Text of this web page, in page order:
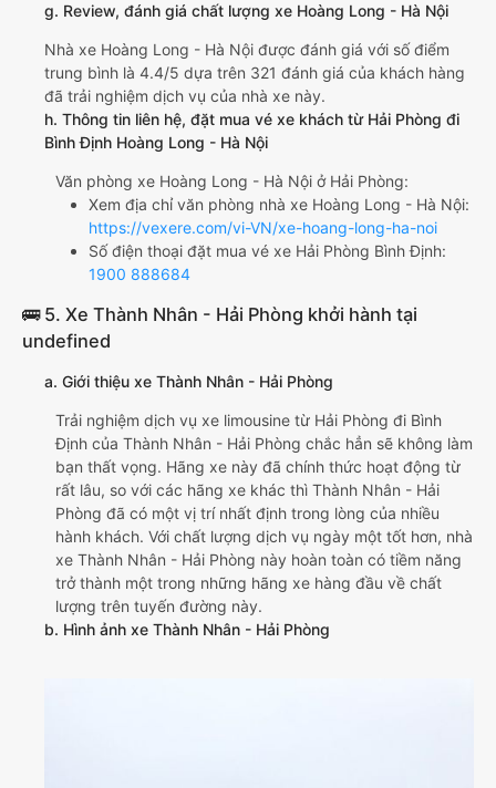
g. Review, đánh giá chất lượng xe Hoàng Long - Hà Nội
Nhà xe Hoàng Long - Hà Nội được đánh giá với số điểm
trung bình là 4.4/5 dựa trên 321 đánh giá của khách hàng
đã trải nghiệm dịch vụ của nhà xe này.
h. Thông tin liên hệ, đặt mua vé xe khách từ Hải Phòng đi
Bình Định Hoàng Long - Hà Nội
Văn phòng xe Hoàng Long - Hà Nội ở Hải Phòng:
Xem địa chỉ văn phòng nhà xe Hoàng Long - Hà Nội:
https://vexere.com/vi-VN/xe-hoang-long-ha-noi
Số điện thoại đặt mua vé xe Hải Phòng Bình Định:
1900 888684
🚌 5. Xe Thành Nhân - Hải Phòng khởi hành tại
undefined
a. Giới thiệu xe Thành Nhân - Hải Phòng
Trải nghiệm dịch vụ xe limousine từ Hải Phòng đi Bình
Định của Thành Nhân - Hải Phòng chắc hẳn sẽ không làm
bạn thất vọng. Hãng xe này đã chính thức hoạt động từ
rất lâu, so với các hãng xe khác thì Thành Nhân - Hải
Phòng đã có một vị trí nhất định trong lòng của nhiều
hành khách. Với chất lượng dịch vụ ngày một tốt hơn, nhà
xe Thành Nhân - Hải Phòng này hoàn toàn có tiềm năng
trở thành một trong những hãng xe hàng đầu về chất
lượng trên tuyến đường này.
b. Hình ảnh xe Thành Nhân - Hải Phòng